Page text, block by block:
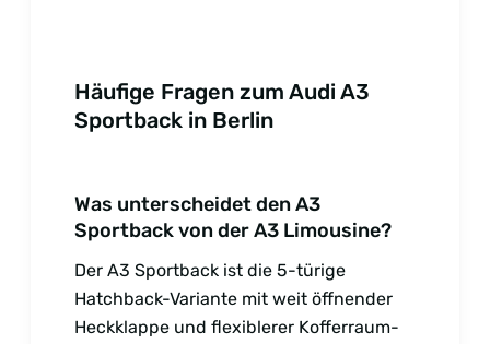
Häufige Fragen zum Audi A3
Sportback in Berlin
Was unterscheidet den A3
Sportback von der A3 Limousine?
Der A3 Sportback ist die 5-türige
Hatchback-Variante mit weit öffnender
Heckklappe und flexiblerer Kofferraum-